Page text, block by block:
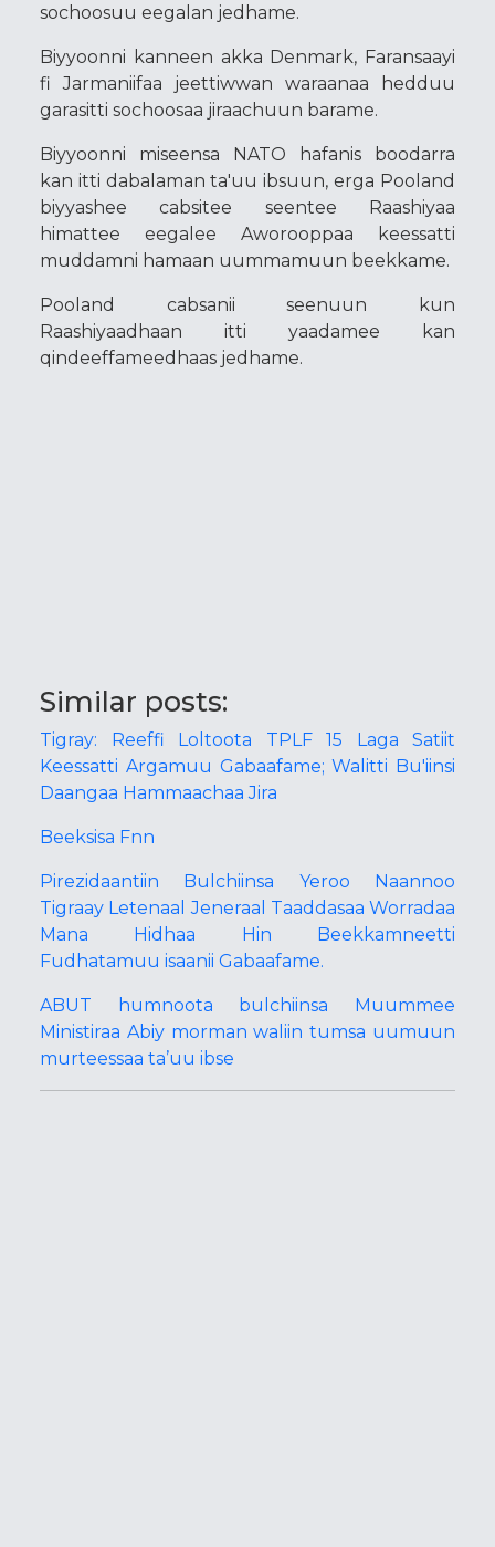
sochoosuu eegalan jedhame.
Biyyoonni kanneen akka Denmark, Faransaayi
fi Jarmaniifaa jeettiwwan waraanaa hedduu
garasitti sochoosaa jiraachuun barame.
Biyyoonni miseensa NATO hafanis boodarra
kan itti dabalaman ta'uu ibsuun, erga Pooland
biyyashee cabsitee seentee Raashiyaa
himattee eegalee Aworooppaa keessatti
muddamni hamaan uummamuun beekkame.
Pooland cabsanii seenuun kun
Raashiyaadhaan itti yaadamee kan
qindeeffameedhaas jedhame.
Similar posts:
Tigray: Reeffi Loltoota TPLF 15 Laga Satiit
Keessatti Argamuu Gabaafame; Walitti Bu'iinsi
Daangaa Hammaachaa Jira
Beeksisa Fnn
Pirezidaantiin Bulchiinsa Yeroo Naannoo
Tigraay Letenaal Jeneraal Taaddasaa Worradaa
Mana Hidhaa Hin Beekkamneetti
Fudhatamuu isaanii Gabaafame.
ABUT humnoota bulchiinsa Muummee
Ministiraa Abiy morman waliin tumsa uumuun
murteessaa ta’uu ibse